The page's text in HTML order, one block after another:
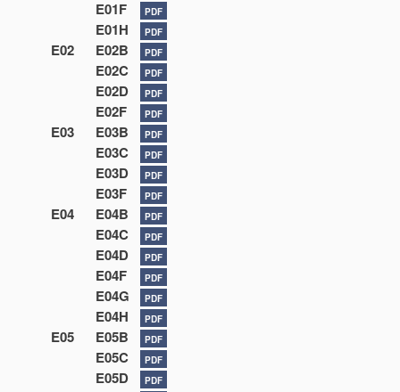
E01F PDF
E01H PDF
E02 E02B PDF
E02C PDF
E02D PDF
E02F PDF
E03 E03B PDF
E03C PDF
E03D PDF
E03F PDF
E04 E04B PDF
E04C PDF
E04D PDF
E04F PDF
E04G PDF
E04H PDF
E05 E05B PDF
E05C PDF
E05D PDF